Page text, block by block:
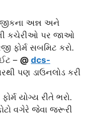
અન્ન અને
કચેરીઓ પર જાઓ
ફોર્મ સબમિટ કરો.
– @ dcs-
પણ ડાઉનલોડ કરી
યોગ્ય રીતે ભરો.
વગેરે જેવા જરૂરી